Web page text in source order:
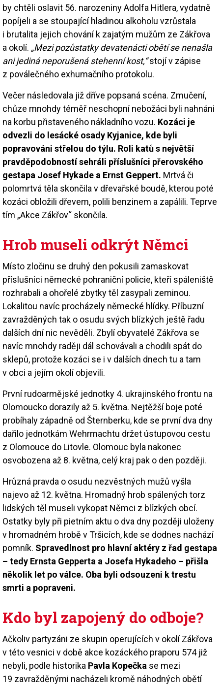
by chtěli oslavit 56. narozeniny Adolfa Hitlera, vydatně
popíjeli a se stoupající hladinou alkoholu vzrůstala
i brutalita jejich chování k zajatým mužům ze Zákřova
a okolí. „Mezi pozůstatky devatenácti obětí se nenašla
ani jediná neporušená stehenní kost,“stojí v zápise
z poválečného exhumačního protokolu.
Večer následovala již dříve popsaná scéna. Zmučení,
chůze mnohdy téměř neschopní nebožáci byli nahnáni
na korbu přistaveného nákladního vozu. Kozáci je
odvezli do lesácké osady Kyjanice, kde byli
popravováni střelou do týlu. Roli katů s největší
pravděpodobností sehráli příslušníci přerovského
gestapa Josef Hykade a Ernst Geppert. Mrtvá či
polomrtvá těla skončila v dřevařské boudě, kterou poté
kozáci obložili dřevem, polili benzinem a zapálili. Teprve
tím „Akce Zákřov“ skončila.
Hrob museli odkrýt Němci
Místo zločinu se druhý den pokusili zamaskovat
příslušníci německé pohraniční policie, kteří spáleniště
rozhrabali a ohořelé zbytky těl zasypali zeminou.
Lokalitou navíc procházely německé hlídky. Příbuzní
zavražděných tak o osudu svých blízkých ještě řadu
dalších dní nic nevěděli. Zbylí obyvatelé Zákřova se
navíc mnohdy raději dál schovávali a chodili spát do
sklepů, protože kozáci se i v dalších dnech tu a tam
v obci a jejím okolí objevili.
První rudoarmějské jednotky 4. ukrajinského frontu na
Olomoucko dorazily až 5. května. Nejtěžší boje poté
probíhaly západně od Šternberku, kde se první dva dny
dařilo jednotkám Wehrmachtu držet ústupovou cestu
z Olomouce do Litovle. Olomouc byla nakonec
osvobozena až 8. května, celý kraj pak o den později.
Hrůzná pravda o osudu nezvěstných mužů vyšla
najevo až 12. května. Hromadný hrob spálených torz
lidských těl museli vykopat Němci z blízkých obcí.
Ostatky byly při pietním aktu o dva dny později uloženy
v hromadném hrobě v Tršicích, kde se dodnes nachází
pomník. Spravedlnost pro hlavní aktéry z řad gestapa
– tedy Ernsta Gepperta a Josefa Hykadeho – přišla
několik let po válce. Oba byli odsouzeni k trestu
smrti a popraveni.
Kdo byl zapojený do odboje?
Ačkoliv partyzáni ze skupin operujících v okolí Zákřova
v této vesnici v době akce kozáckého praporu 574 již
nebyli, podle historika Pavla Kopečka se mezi
19 zavražděnými nacházeli kromě náhodných obětí